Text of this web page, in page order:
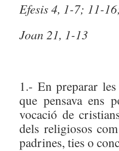
Efesis 4, 1-7; 11-
Joan 21, 1-13
1.- En preparar
que pensava ens
vocació de
dels religiosos
padrines, ties o